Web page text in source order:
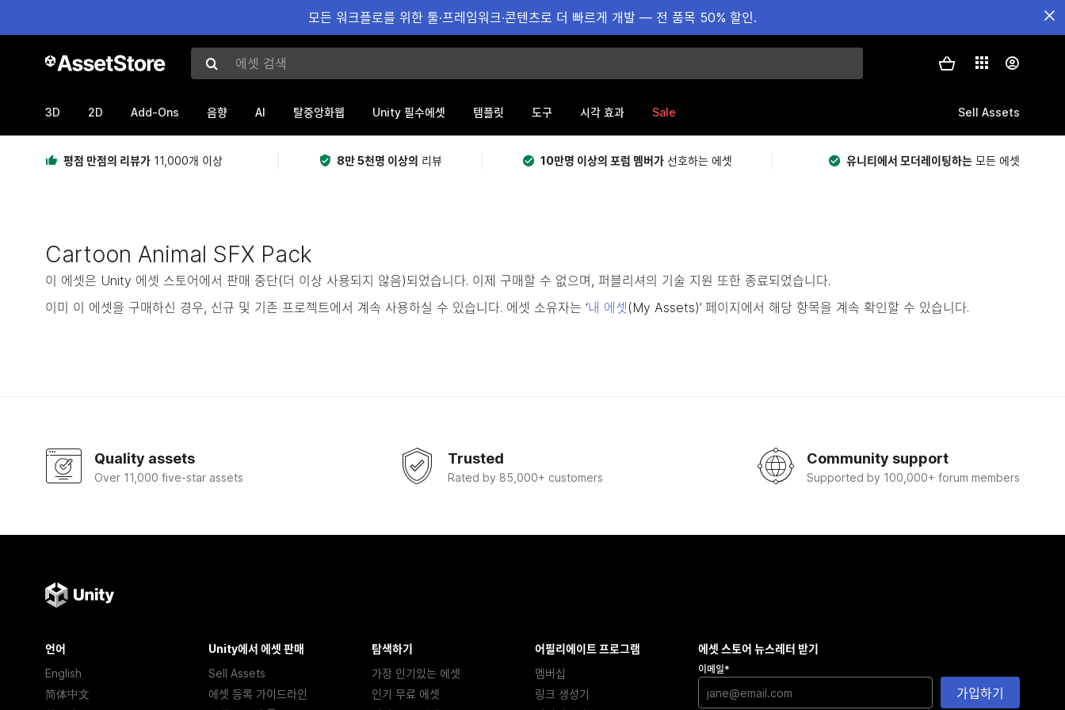
모든 워크플로를 위한 툴·프레임워크·콘텐츠로 더 빠르게 개발 — 전 품목 50% 할인.
에셋 검색
3D 2D Add-Ons 음향 AI 탈중앙화웹 Unity 필수에셋 템플릿 도구 시각 효과 Sale Sell Assets
평점 만점의 리뷰가 11,000개 이상 8만 5천명 이상의 리뷰 10만명 이상의 포럼 멤버가 선호하는 에셋 유니티에서 모더레이팅하는 모든 에셋
Cartoon Animal SFX Pack
이 에셋은 Unity 에셋 스토어에서 판매 중단(더 이상 사용되지 않음)되었습니다. 이제 구매할 수 없으며, 퍼블리셔의 기술 지원 또한 종료되었습니다.
이미 이 에셋을 구매하신 경우, 신규 및 기존 프로젝트에서 계속 사용하실 수 있습니다. 에셋 소유자는 ‘내 에셋 (My Assets)’ 페이지에서 해당 항목을 계속 확인할 수 있습니다.
Quality assets
Over 11,000 five-star assets
Trusted
Rated by 85,000+ customers
Community support
Supported by 100,000+ forum members
언어
English
简体中文
Unity에서 에셋 판매
Sell Assets
에셋 등록 가이드라인
탐색하기
가장 인기있는 에셋
인기 무료 에셋
어필리에이트 프로그램
멤버십
링크 생성기
에셋 스토어 뉴스레터 받기
이메일*
가입하기